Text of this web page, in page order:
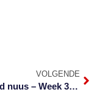
VOLGENDE
Laeveld nuus – Week 39 van 2022